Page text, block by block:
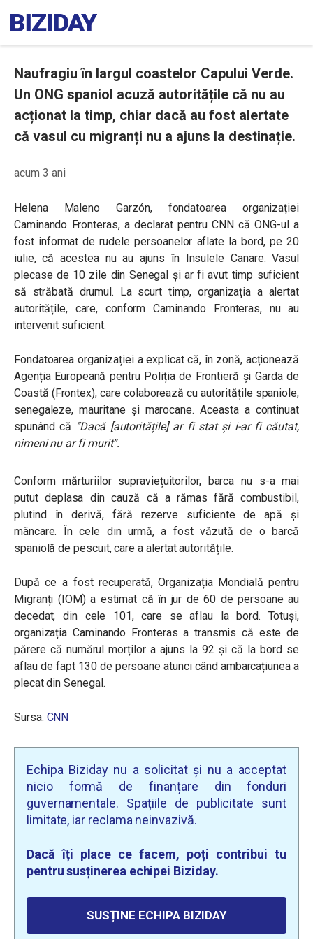
Naufragiu în largul coastelor Capului Verde.
Un ONG spaniol acuză autoritățile că nu au
acționat la timp, chiar dacă au fost alertate
că vasul cu migranți nu a ajuns la destinație.
acum 3 ani
Helena Maleno Garzón, fondatoarea organizației
Caminando Fronteras, a declarat pentru CNN că ONG-ul a
fost informat de rudele persoanelor aflate la bord, pe 20
iulie, că acestea nu au ajuns în Insulele Canare. Vasul
plecase de 10 zile din Senegal și ar fi avut timp suficient
să străbată drumul. La scurt timp, organizația a alertat
autoritățile, care, conform Caminando Fronteras, nu au
intervenit suficient.
Fondatoarea organizației a explicat că, în zonă, acționează
Agenția Europeană pentru Poliția de Frontieră și Garda de
Coastă (Frontex), care colaborează cu autoritățile spaniole,
senegaleze, mauritane și marocane. Aceasta a continuat
spunând că “Dacă [autoritățile] ar fi stat și i-ar fi căutat,
nimeni nu ar fi murit”.
Conform mărturiilor supraviețuitorilor, barca nu s-a mai
putut deplasa din cauză că a rămas fără combustibil,
plutind în derivă, fără rezerve suficiente de apă și
mâncare. În cele din urmă, a fost văzută de o barcă
spaniolă de pescuit, care a alertat autoritățile.
După ce a fost recuperată, Organizația Mondială pentru
Migranți (IOM) a estimat că în jur de 60 de persoane au
decedat, din cele 101, care se aflau la bord. Totuși,
organizația Caminando Fronteras a transmis că este de
părere că numărul morților a ajuns la 92 și că la bord se
aflau de fapt 130 de persoane atunci când ambarcațiunea a
plecat din Senegal.
Sursa: CNN
Echipa Biziday nu a solicitat și nu a acceptat
nicio formă de finanțare din fonduri
guvernamentale. Spațiile de publicitate sunt
limitate, iar reclama neinvazivă.
Dacă îți place ce facem, poți contribui tu
pentru susținerea echipei Biziday.
SUSȚINE ECHIPA BIZIDAY